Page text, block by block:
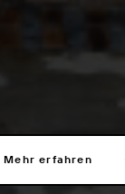
Mehr erfahren